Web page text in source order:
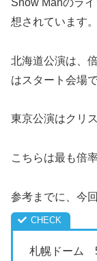
想されています。
北海道公演は、
はスタート会場
東京公演はクリ
こちらは最も倍
参考までに、今
札幌ドーム